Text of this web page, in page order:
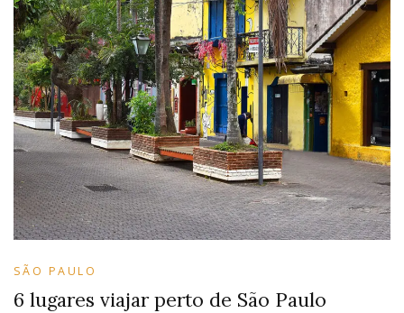
SÃO PAULO
6 lugares viajar perto de São Paulo